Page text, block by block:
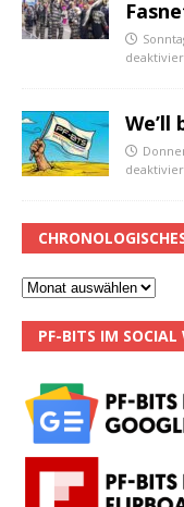
We’ll
PF-BITS IM SOCIAL